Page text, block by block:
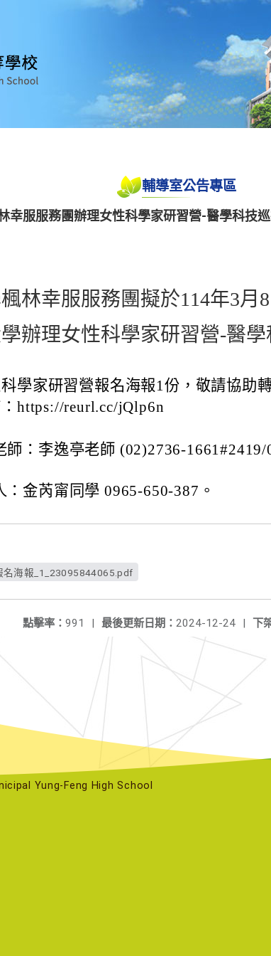
輔導室公告專區
幸服服務團辦理女性科學家研習營-醫學科技
林幸服服務團擬於114年3月
辦理女性科學家研習營-醫
學家研習營報名海報1份，敬請協助
https://reurl.cc/jQlp6n
師：李逸亭老師 (02)2736-1661#2419/
：金芮甯同學 0965-650-387。
名海報_1_23095844065.pdf
下
最後更新日期： 2024-12-24 |
點擊率： 991 |
Yung-Feng High School